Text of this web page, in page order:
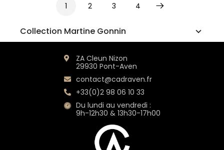
Collection Martine Gonnin
1 2 3 4 Suivant
ZA Cleun Nizon
29930 Pont-Aven
contact@cadraven.fr
+33(0)2 98 06 10 33
Du lundi au vendredi :
9h-12h30 & 13h30-17h00